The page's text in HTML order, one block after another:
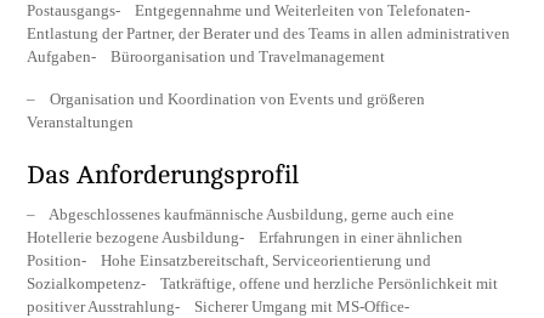
Postausgangs- Entgegennahme und Weiterleiten von Telefonaten-
Entlastung der Partner, der Berater und des Teams in allen administrativen
Aufgaben- Büroorganisation und Travelmanagement
– Organisation und Koordination von Events und größeren
Veranstaltungen
Das Anforderungsprofil
– Abgeschlossenes kaufmännische Ausbildung, gerne auch eine
Hotellerie bezogene Ausbildung- Erfahrungen in einer ähnlichen
Position- Hohe Einsatzbereitschaft, Serviceorientierung und
Sozialkompetenz- Tatkräftige, offene und herzliche Persönlichkeit mit
positiver Ausstrahlung- Sicherer Umgang mit MS-Office-